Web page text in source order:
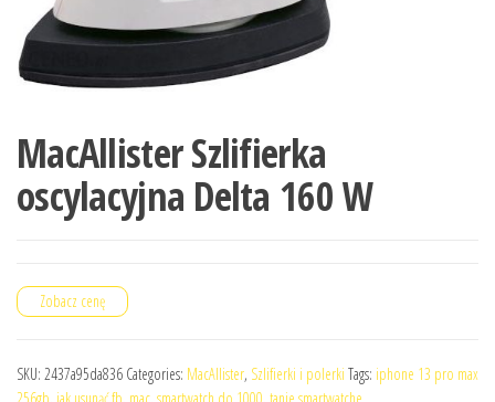
MacAllister Szlifierka
oscylacyjna Delta 160 W
Zobacz cenę
SKU: 2437a95da836 Categories: MacAllister, Szlifierki i polerki Tags: iphone 13 pro max
256gb, jak usunąć fb, mac, smartwatch do 1000, tanie smartwatche